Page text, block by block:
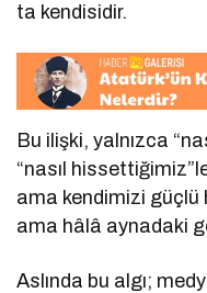
ta kendisidir.
Bu ilişki, yalnızca
“nasıl
ama kendimizi güçlü
ama hâlâ aynadaki
Aslında bu algı;